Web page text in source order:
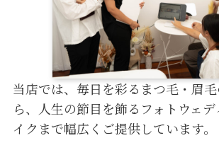
当店では、毎日を彩るまつ毛・眉
ら、人生の節目を飾るフォトウェデ
イクまで幅広くご提供しています。